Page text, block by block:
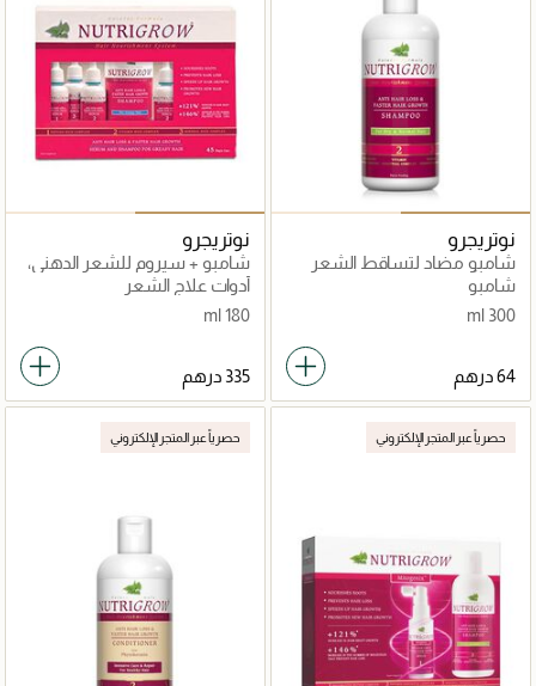
نوتريجرو
شامبو مضاد لتساقط الشعر
ونمو أسرع للشعر الجاف والعادي
شامبو
300 ml
نوتريجرو
شامبو + سيروم للشعر الدهني،
مضاد لتساقط الشعر ونمو
سريع
أدوات علاج الشعر
180 ml
حصرياً عبر المتجر الإلكتروني حصرياً عبر المتجر الإلكتروني